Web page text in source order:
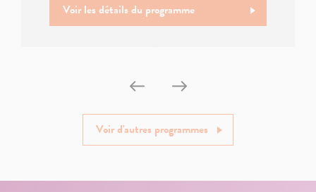
Voir les détails du programme
Voir d'autres programmes